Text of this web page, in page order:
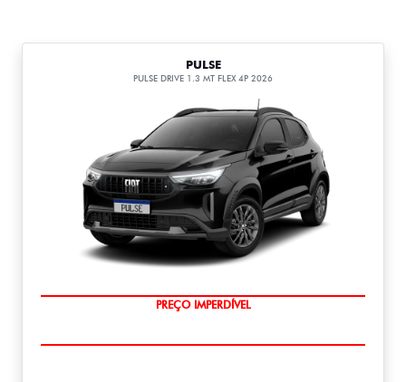
PULSE
PULSE DRIVE 1.3 MT FLEX 4P 2026
OPORTUNIDADE